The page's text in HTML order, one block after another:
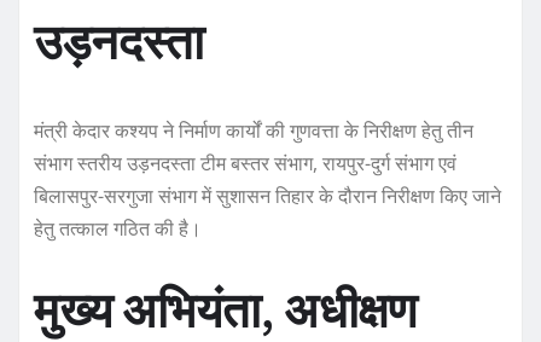
उड़नदस्ता
मंत्री केदार कश्यप ने निर्माण कार्यों की गुणवत्ता के निरीक्षण हेतु तीन
संभाग स्तरीय उड़नदस्ता टीम बस्तर संभाग, रायपुर-दुर्ग संभाग एवं
बिलासपुर-सरगुजा संभाग में सुशासन तिहार के दौरान निरीक्षण किए जाने
हेतु तत्काल गठित की है।
मुख्य अभियंता, अधीक्षण